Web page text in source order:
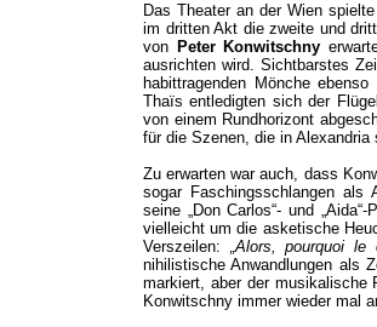
Das Theater an der Wien
im dritten Akt die zweite und
von Peter Konwitschny
ausrichten wird. Sichtbarstes
habittragenden Mönche
Thaïs entledigten sich der
von einem Rundhorizont
für die Szenen, die in
Zu erwarten war auch, dass
sogar Faschingsschlangen als
seine „Don Carlos“- und „Aida“-
vielleicht um die asketische
Verszeilen: „Alors, pourquoi
nihilistische Anwandlungen als
markiert, aber der musikalische
Konwitschny immer wieder mal